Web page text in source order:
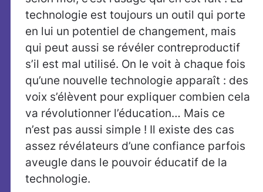
technologie est toujours un outil qui porte
en lui un potentiel de changement, mais
qui peut aussi se révéler contreproductif
s’il est mal utilisé. On le voit à chaque fois
qu’une nouvelle technologie apparaît : des
voix s’élèvent pour expliquer combien cela
va révolutionner l’éducation… Mais ce
n’est pas aussi simple ! Il existe des cas
assez révélateurs d’une confiance parfois
aveugle dans le pouvoir éducatif de la
technologie.